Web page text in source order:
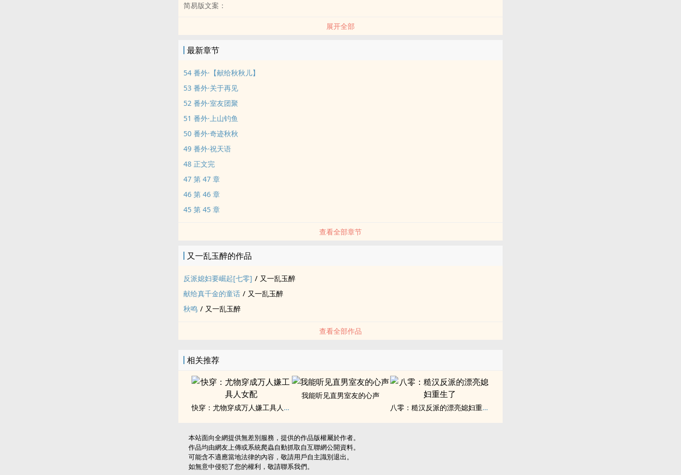
简易版文案：
二十二年后，命运拨正。
详细版文案：
王见秋当了二十多年励志穷苦学生。
父亲五毒俱全，几进几出戒毒所；母亲暴躁易怒爱打牌，对她动辄打骂。
她五岁学会做饭，此后申请补助，摆摊发传单，兼职打黑工，自己把自己拉扯起来。
考最好的农业大学，学最好的专业，去科研，去努力生活。
可这个时候，有人告诉她，她是祝家失散多年的孩子。
二十多年前，有人把祝家的孩子和王家的孩子调包了。
祝家人找到她，又哭又闹，把王见秋平静的生活搅得乱七八糟。
祝父祝母小心又恳切地看着她，想弥补二十多年的时光。
被调换的假千金祝天语讨厌她，恨她抢走了父母，和本该属于她的一切。
夹在中间的祝父祝母踌躇不安，而大哥祝风休强势闯入她的生活，坚定拉着她走出那泥泞晦涩的过
22岁的王见秋早就过了期待他人的年龄。
展开全部
最新章节
54 番外·【献给秋秋儿】
53 番外·关于再见
52 番外·室友团聚
51 番外·上山钓鱼
50 番外·奇迹秋秋
49 番外·祝天语
48 正文完
47 第 47 章
46 第 46 章
45 第 45 章
查看全部章节
又一乱玉醉的作品
反派媳妇要崛起[七零] / 又一乱玉醉
献给真千金的童话 / 又一乱玉醉
秋鸣 / 又一乱玉醉
查看全部作品
相关推荐
快穿：尤物穿成万人嫌工具人女配
我能听见直男室友的心声
八零：糙汉反派的漂亮媳妇重生了
本站面向全網提供無差別服務，提供的作品版權屬於作者。
作品均由網友上傳或系統爬蟲自動抓取自互聯網公開資料。
可能含不適應當地法律的內容，敬請用戶自主識別退出。
如無意中侵犯了您的權利，敬請聯系我們。